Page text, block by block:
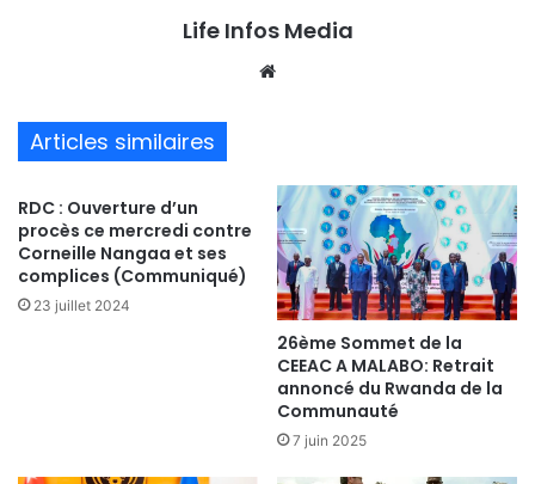
Life Infos Media
Articles similaires
RDC : Ouverture d’un
procès ce mercredi contre
Corneille Nangaa et ses
complices (Communiqué)
23 juillet 2024
26ème Sommet de la
CEEAC A MALABO: Retrait
annoncé du Rwanda de la
Communauté
7 juin 2025